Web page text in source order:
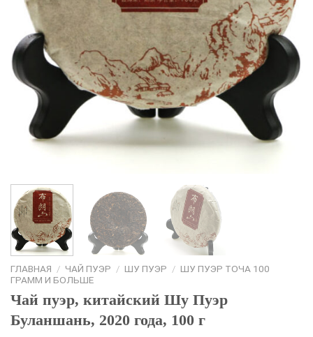
ГЛАВНАЯ / ЧАЙ ПУЭР / ШУ ПУЭР / ШУ ПУЭР ТОЧА 100
ГРАММ И БОЛЬШЕ
Чай пуэр, китайский Шу Пуэр
Буланшань, 2020 года, 100 г